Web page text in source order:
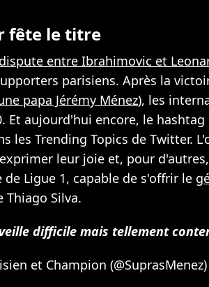
fête le titre
dispute entre Ibrahimovic et
parisiens. Après la
papa Jérémy Ménez), les
Et aujourd'hui encore, le hashtag
les Trending Topics de Twitter.
leur joie et, pour
de Ligue 1, capable de s'offrir le
Thiago Silva.
difficile mais tellement
et Champion (@SuprasMenez)